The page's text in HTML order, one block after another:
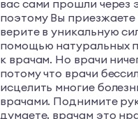
вас сами прошли через
поэтому Вы приезжаете
верите в уникальную
помощью натуральных
к врачам. Но врачи
потому что врачи
исцелить многие
врачами. Поднимите
думаете, врачам это